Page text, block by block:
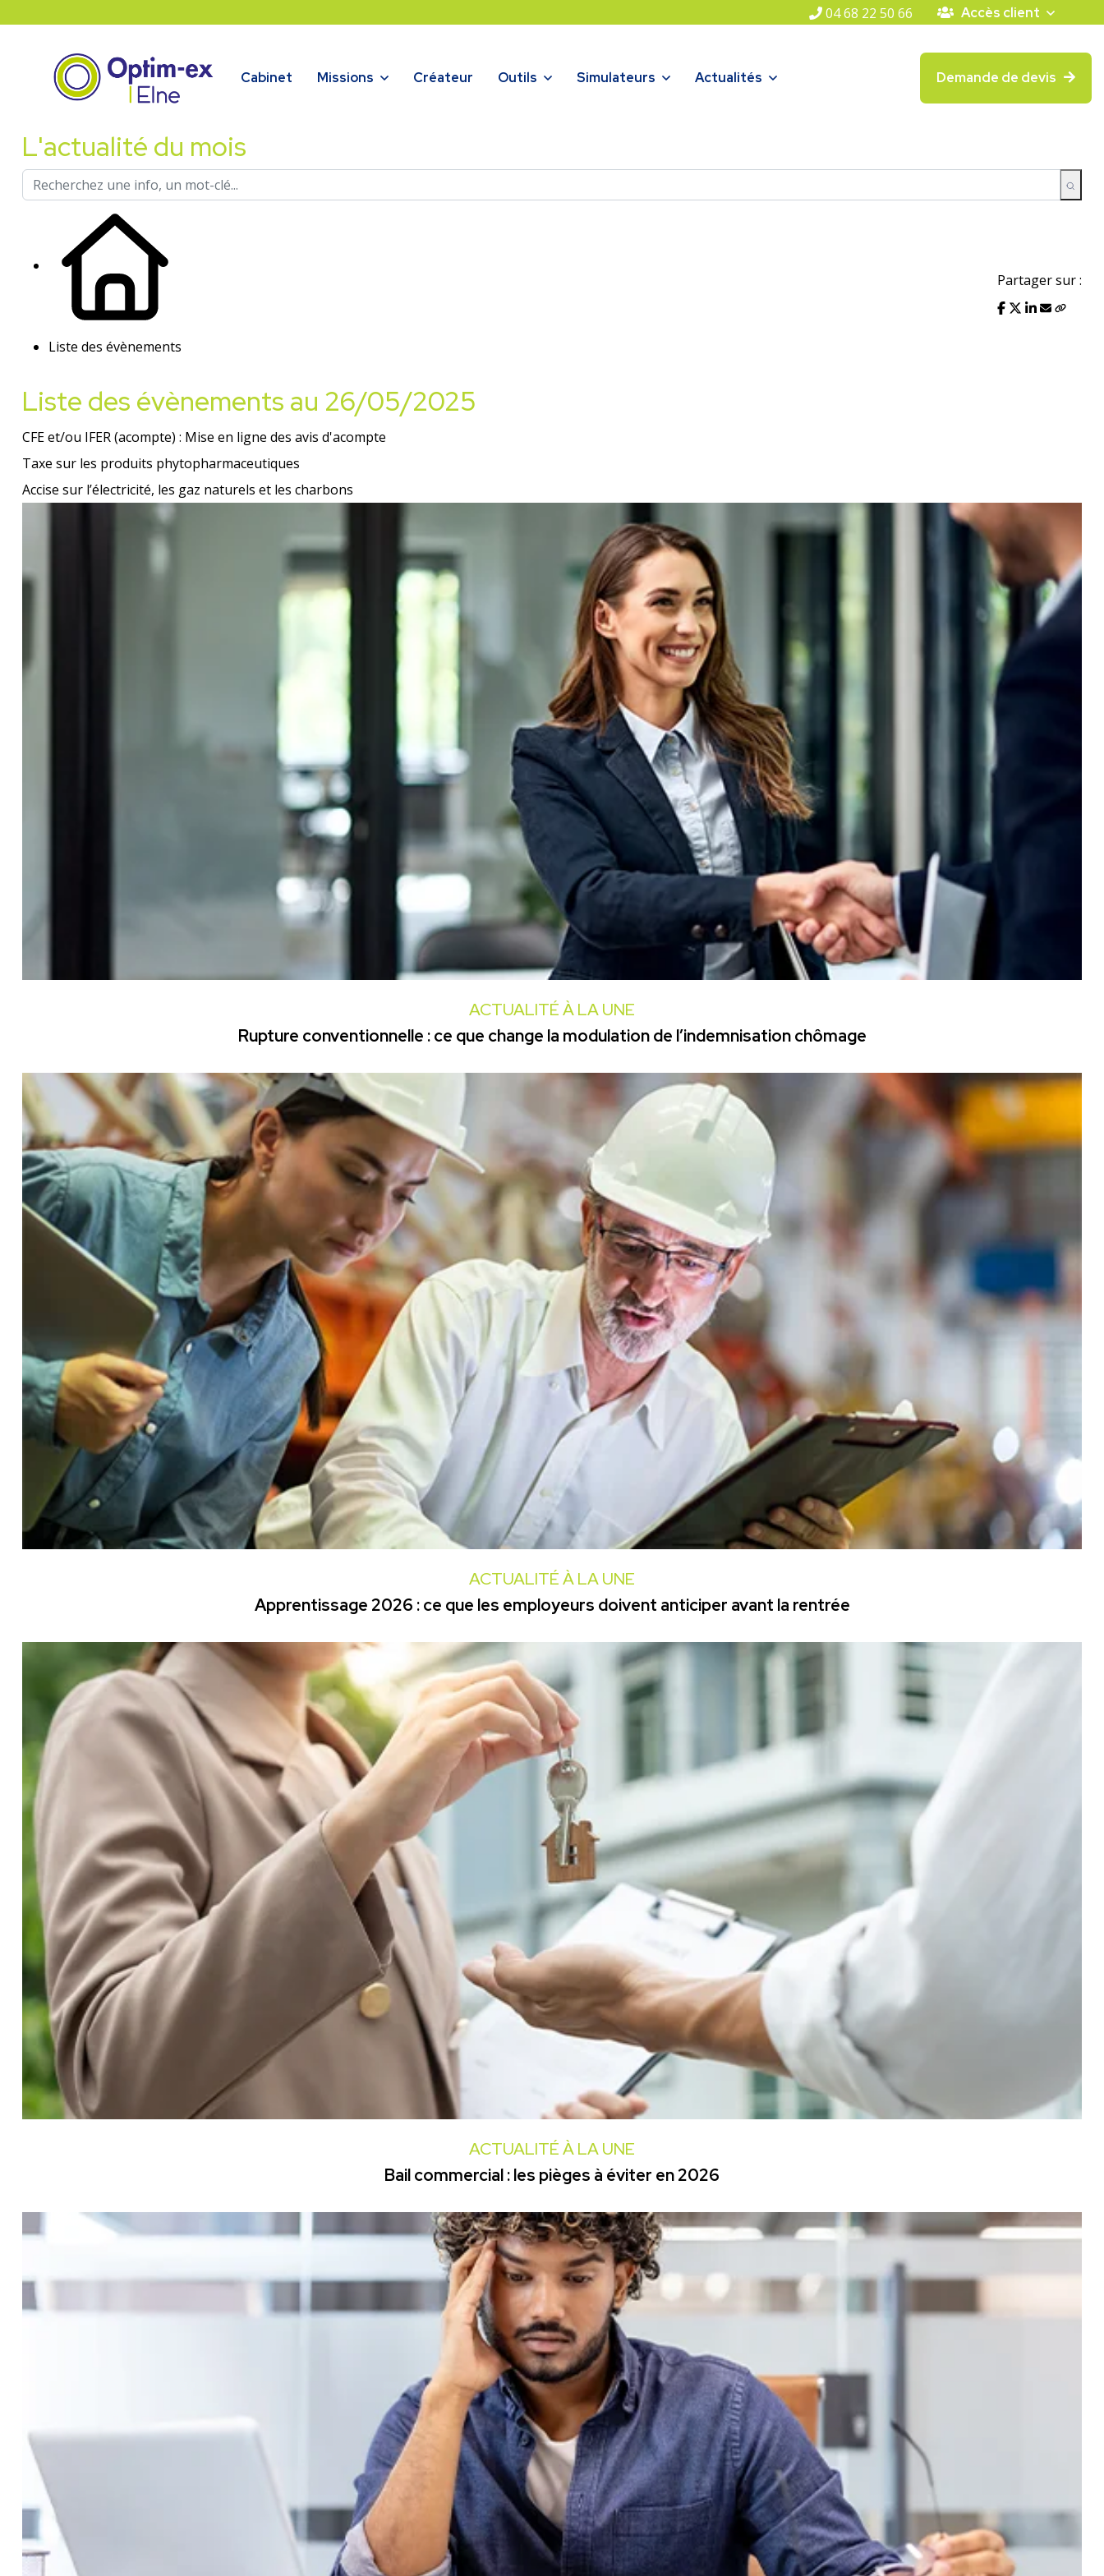
04 68 22 50 66 Accès client
Cabinet Missions Créateur Outils Simulateurs Actualités Demande de devis
L'actualité du mois
Liste des évènements
Partager sur :
Liste des évènements au 26/05/2025
CFE et/ou IFER (acompte) : Mise en ligne des avis d'acompte
Taxe sur les produits phytopharmaceutiques
Accise sur l’électricité, les gaz naturels et les charbons
ACTUALITÉ À LA UNE
Rupture conventionnelle : ce que change la modulation de l’indemnisation chômage
ACTUALITÉ À LA UNE
Apprentissage 2026 : ce que les employeurs doivent anticiper avant la rentrée
ACTUALITÉ À LA UNE
Bail commercial : les pièges à éviter en 2026